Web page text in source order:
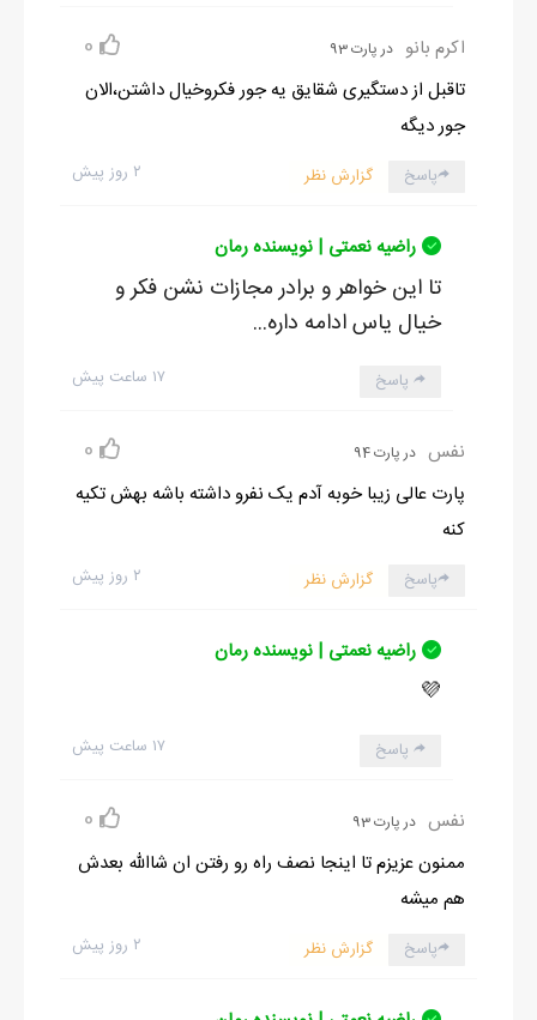
اکرم بانو در پارت 93 0
تاقبل از دستگیری شقایق یه جور فکروخیال داشتن،الان
جور دیگه
۲ روز پیش پاسخ گزارش نظر
راضیه نعمتی | نویسنده رمان
تا این خواهر و برادر مجازات نشن فکر و
خیال یاس ادامه داره...
۱۷ ساعت پیش پاسخ
نفس در پارت 94 0
پارت عالی زیبا خوبه آدم یک نفرو داشته باشه بهش تکیه
کنه
۲ روز پیش پاسخ گزارش نظر
راضیه نعمتی | نویسنده رمان
💜
۱۷ ساعت پیش پاسخ
نفس در پارت 93 0
ممنون عزیزم تا اینجا نصف راه رو رفتن ان شاالله بعدش
هم میشه
۲ روز پیش پاسخ گزارش نظر